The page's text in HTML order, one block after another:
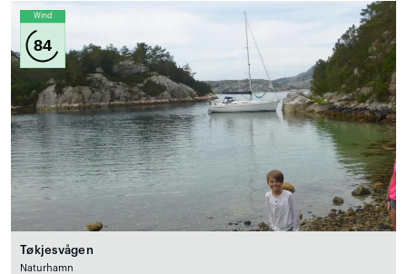
Wind
84
Tøkjesvågen
Naturhamn